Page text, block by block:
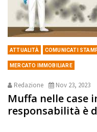
ATTUALITÀ COMUNICATI
MERCATO IMMOBILIARE
Redazione Nov 23, 2023
Muffa nelle case
responsabilità è